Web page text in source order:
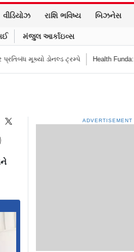
વીડિયોઝ રાશિ ભવિષ્ય બિઝનેસ
મંજુલ આર્કાઇવ્સ
ડોનલ્ડ ટ્રમ્પે Health Funda:
ADVERTISEMENT